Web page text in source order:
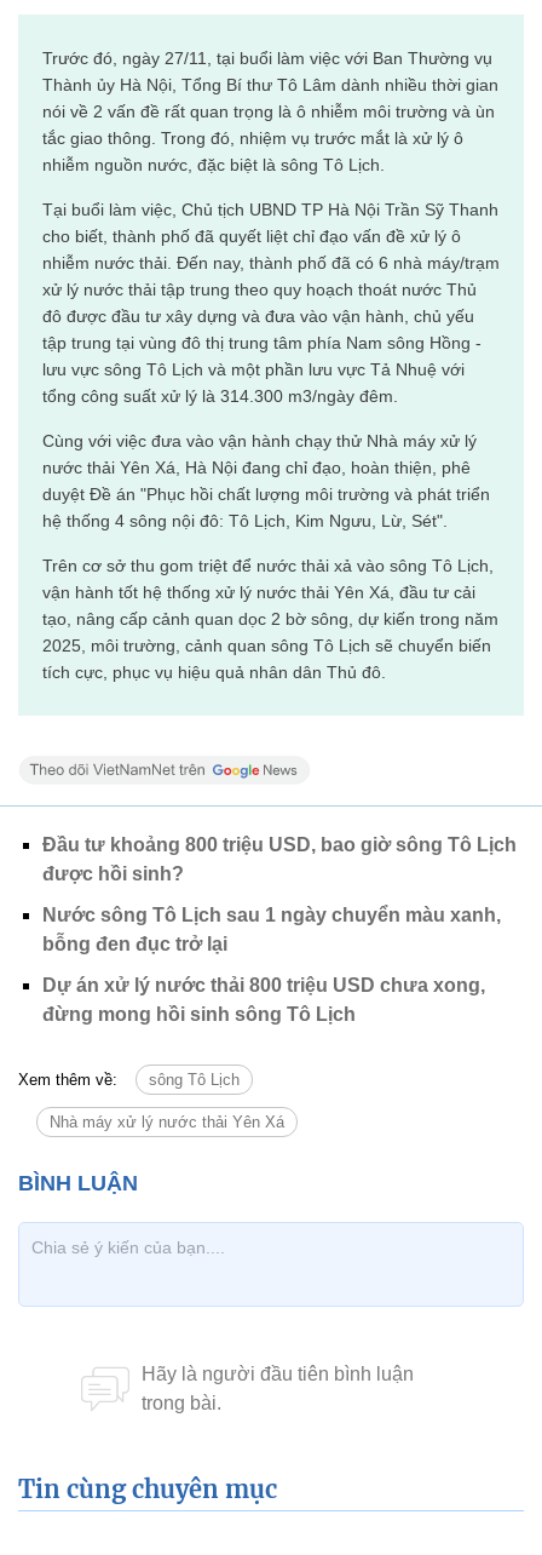
Trước đó, ngày 27/11, tại buổi làm việc với Ban Thường vụ
Thành ủy Hà Nội, Tổng Bí thư Tô Lâm dành nhiều thời gian
nói về 2 vấn đề rất quan trọng là ô nhiễm môi trường và ùn
tắc giao thông. Trong đó, nhiệm vụ trước mắt là xử lý ô
nhiễm nguồn nước, đặc biệt là sông Tô Lịch.
Tại buổi làm việc, Chủ tịch UBND TP Hà Nội Trần Sỹ Thanh
cho biết, thành phố đã quyết liệt chỉ đạo vấn đề xử lý ô
nhiễm nước thải. Đến nay, thành phố đã có 6 nhà máy/trạm
xử lý nước thải tập trung theo quy hoạch thoát nước Thủ
đô được đầu tư xây dựng và đưa vào vận hành, chủ yếu
tập trung tại vùng đô thị trung tâm phía Nam sông Hồng -
lưu vực sông Tô Lịch và một phần lưu vực Tả Nhuệ với
tổng công suất xử lý là 314.300 m3/ngày đêm.
Cùng với việc đưa vào vận hành chạy thử Nhà máy xử lý
nước thải Yên Xá, Hà Nội đang chỉ đạo, hoàn thiện, phê
duyệt Đề án "Phục hồi chất lượng môi trường và phát triển
hệ thống 4 sông nội đô: Tô Lịch, Kim Ngưu, Lừ, Sét".
Trên cơ sở thu gom triệt để nước thải xả vào sông Tô Lịch,
vận hành tốt hệ thống xử lý nước thải Yên Xá, đầu tư cải
tạo, nâng cấp cảnh quan dọc 2 bờ sông, dự kiến trong năm
2025, môi trường, cảnh quan sông Tô Lịch sẽ chuyển biến
tích cực, phục vụ hiệu quả nhân dân Thủ đô.
Đầu tư khoảng 800 triệu USD, bao giờ sông Tô Lịch
được hồi sinh?
Nước sông Tô Lịch sau 1 ngày chuyển màu xanh,
bỗng đen đục trở lại
Dự án xử lý nước thải 800 triệu USD chưa xong,
đừng mong hồi sinh sông Tô Lịch
Xem thêm về: sông Tô Lịch
Nhà máy xử lý nước thải Yên Xá
Tin cùng chuyên mục